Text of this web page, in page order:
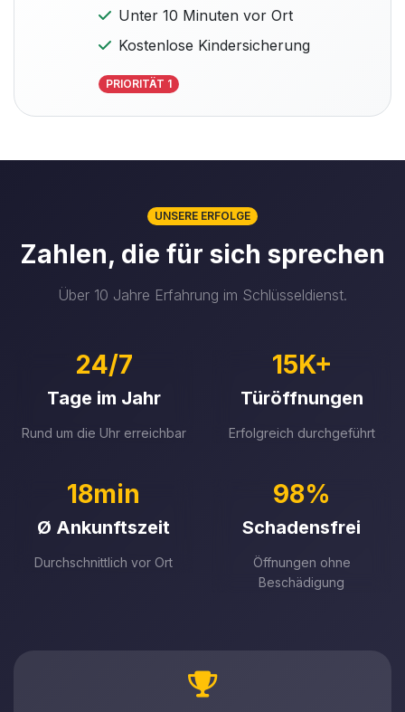
Unter 10 Minuten vor Ort
Kostenlose Kindersicherung
PRIORITÄT 1
UNSERE ERFOLGE
Zahlen, die für sich sprechen
Über 10 Jahre Erfahrung im Schlüsseldienst.
24/7
Tage im Jahr
Rund um die Uhr erreichbar
15K+
Türöffnungen
Erfolgreich durchgeführt
18min
Ø Ankunftszeit
Durchschnittlich vor Ort
98%
Schadensfrei
Öffnungen ohne
Beschädigung